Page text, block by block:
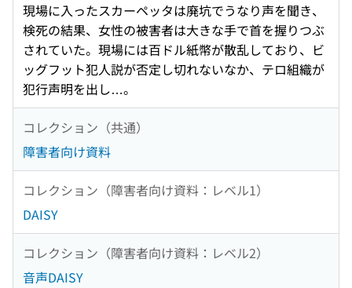
現場に入ったスカーペッタは廃坑でうなり声を聞き、
検死の結果、女性の被害者は大きな手で首を握りつぶ
されていた。現場には百ドル紙幣が散乱しており、ビ
ッグフット犯人説が否定し切れないなか、テロ組織が
犯行声明を出し…。
コレクション（共通）
障害者向け資料
コレクション（障害者向け資料：レベル1）
DAISY
コレクション（障害者向け資料：レベル2）
音声DAISY